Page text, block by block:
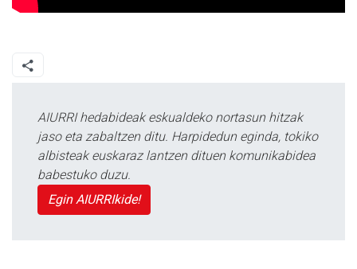
AIURRI hedabideak eskualdeko nortasun hitzak
jaso eta zabaltzen ditu. Harpidedun eginda, tokiko
albisteak euskaraz lantzen dituen komunikabidea
babestuko duzu.
Egin AIURRIkide!